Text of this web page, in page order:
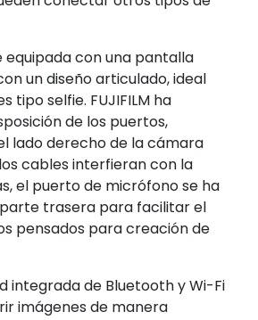
equipada con una pantalla
un diseño articulado, ideal
tipo selfie. FUJIFILM ha
de los puertos,
lado derecho de la cámara
cables interfieran con la
el puerto de micrófono se ha
trasera para facilitar el
pensados para creación de
integrada de Bluetooth y Wi-Fi
imágenes de manera